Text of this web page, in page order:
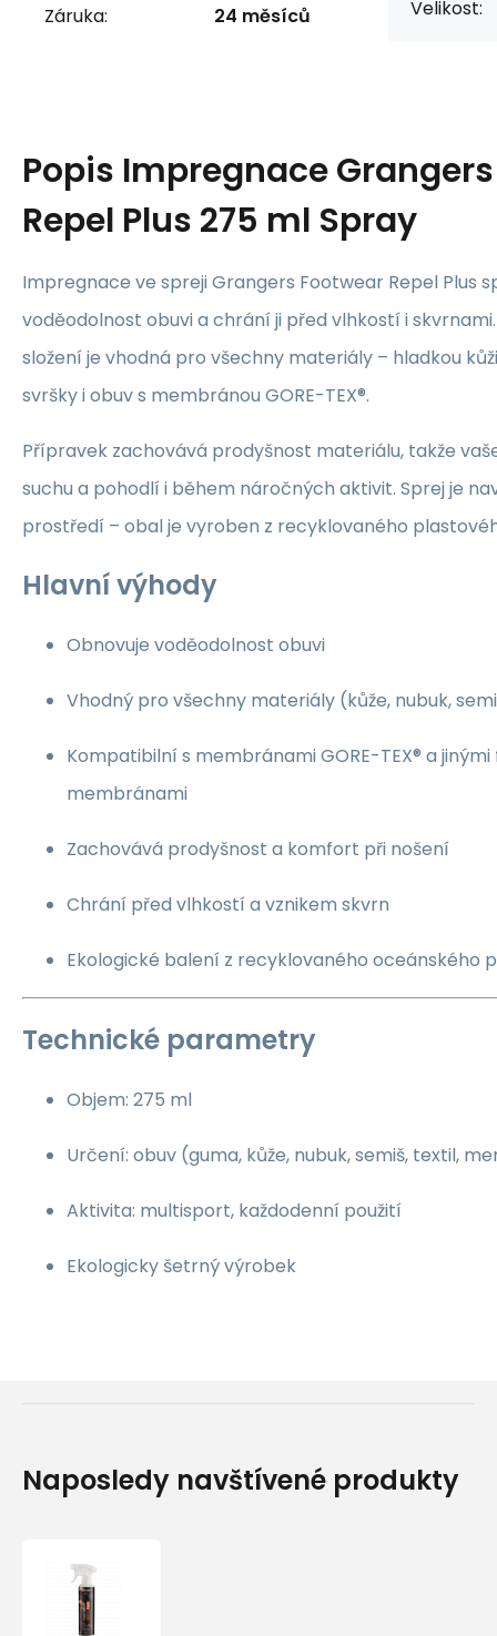
Záruka: 24 měsíců Velikost:
Popis Impregnace
Repel Plus 275 ml Spray
Impregnace ve spreji Grangers Footwear Repel Plus
voděodolnost obuvi a chrání ji před vlhkostí i
složení je vhodná pro všechny materiály – hladkou
svršky i obuv s membránou GORE-TEX®.
Přípravek zachovává prodyšnost materiálu, takže
suchu a pohodlí i během náročných aktivit. Sprej je
prostředí – obal je vyroben z recyklovaného
Hlavní výhody
Obnovuje voděodolnost obuvi
Vhodný pro všechny materiály (kůže, nubuk,
Kompatibilní s membránami GORE-TEX® a
membránami
Zachovává prodyšnost a komfort při nošení
Chrání před vlhkostí a vznikem skvrn
Ekologické balení z recyklovaného oceánského
Technické parametry
Objem: 275 ml
Určení: obuv (guma, kůže, nubuk, semiš, textil,
Aktivita: multisport, každodenní použití
Ekologicky šetrný výrobek
Naposledy navštívené produkty